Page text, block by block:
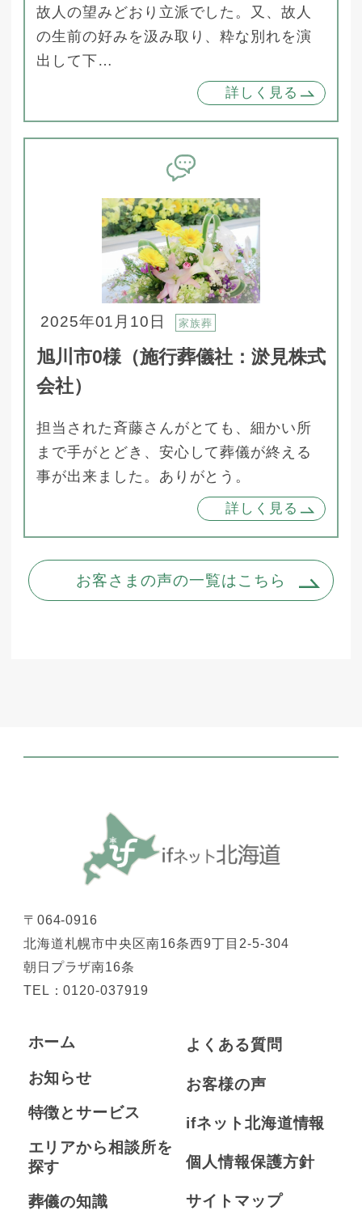
故人の望みどおり立派でした。又、故人
の生前の好みを汲み取り、粋な別れを演
出して下…
詳しく見る
2025年01月10日 家族葬
旭川市0様（施行葬儀社：淤見株式
会社）
担当された斉藤さんがとても、細かい所
まで手がとどき、安心して葬儀が終える
事が出来ました。ありがとう。
詳しく見る
お客さまの声の一覧はこちら
〒064-0916
北海道札幌市中央区南16条西9丁目2-5-304
朝日プラザ南16条
TEL：0120-037919
ホーム
お知らせ
特徴とサービス
エリアから相談所を
探す
葬儀の知識
よくある質問
お客様の声
ifネット北海道情報
個人情報保護方針
サイトマップ